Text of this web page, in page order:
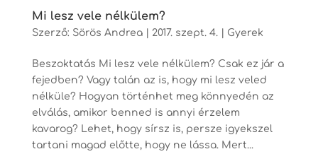
Mi lesz vele nélkülem?
Szerző: Sörös Andrea| 2017. szept. 4.| Gyerek
Beszoktatás Mi lesz vele nélkülem? Csak ez jár a
fejedben? Vagy talán az is, hogy mi lesz veled
nélküle? Hogyan történhet meg könnyedén az
elválás, amikor benned is annyi érzelem
kavarog? Lehet, hogy sírsz is, persze igyekszel
tartani magad előtte, hogy ne lássa. Mert...